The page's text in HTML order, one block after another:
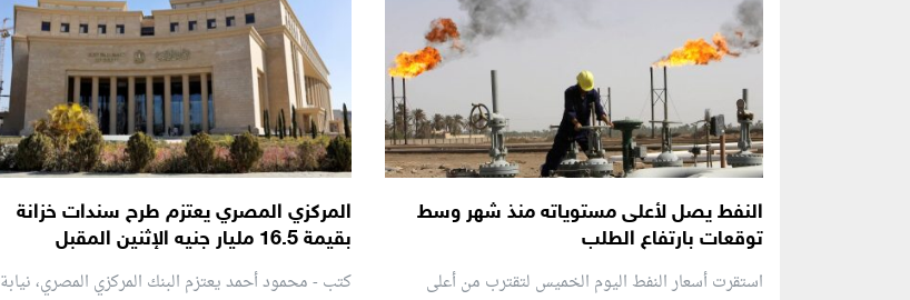
النفط يصل لأعلى مستوياته منذ شهر وسط
توقعات بارتفاع الطلب
استقرت أسعار النفط اليوم الخميس لتقترب من أعلى
المركزي المصري يعتزم طرح سندات خزانة
بقيمة 16.5 مليار جنيه الإثنين المقبل
كتب - محمود أحمد يعتزم البنك المركزي المصري، نيابة